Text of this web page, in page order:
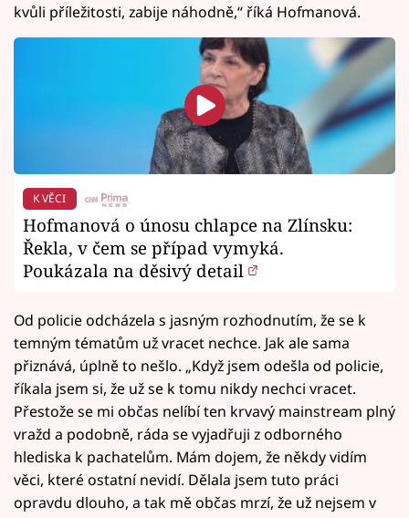
kvůli příležitosti, zabije náhodně,“ říká Hofmanová.
K VĚCI
Hofmanová o únosu chlapce na Zlínsku:
Řekla, v čem se případ vymyká.
Poukázala na děsivý detail
Od policie odcházela s jasným rozhodnutím, že se k
temným tématům už vracet nechce. Jak ale sama
přiznává, úplně to nešlo. „Když jsem odešla od policie,
říkala jsem si, že už se k tomu nikdy nechci vracet.
Přestože se mi občas nelíbí ten krvavý mainstream plný
vražd a podobně, ráda se vyjadřuji z odborného
hlediska k pachatelům. Mám dojem, že někdy vidím
věci, které ostatní nevidí. Dělala jsem tuto práci
opravdu dlouho, a tak mě občas mrzí, že už nejsem v